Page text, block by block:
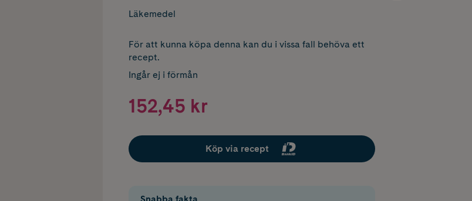
Läkemedel
För att kunna köpa denna kan du i vissa fall behöva ett
recept.
Ingår ej i förmån
152,45 kr
Köp via recept